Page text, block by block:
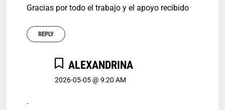
Gracias por todo el trabajo y el apoyo recibido
REPLY
ALEXANDRINA
2026-05-05 @ 9:20 AM
.